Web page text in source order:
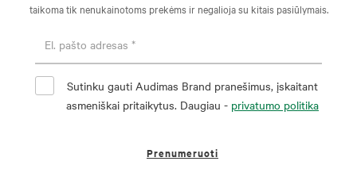
taikoma tik nenukainotoms prekėms ir negalioja su kitais pasiūlymais.
Sutinku gauti Audimas Brand pranešimus, įskaitant
asmeniškai pritaikytus. Daugiau - privatumo politika
Prenumeruoti